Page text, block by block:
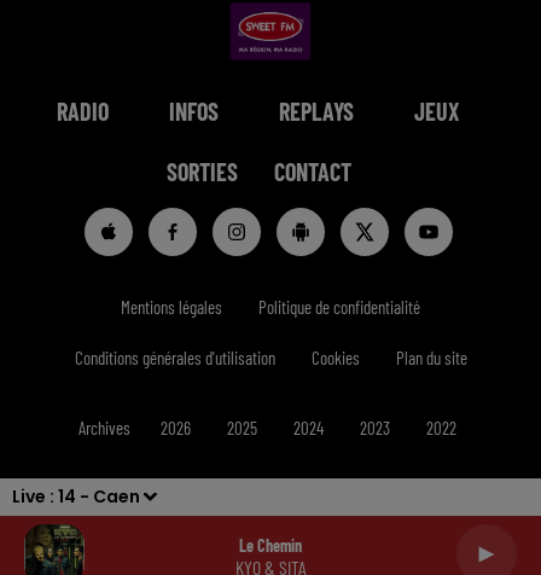
Live : 14 - Caen
Le Chemin
KYO & SITA
RADIO INFOS REPLAYS JEUX
SORTIES CONTACT
Mentions légales Politique de confidentialité
Conditions générales d'utilisation Cookies Plan du site
Archives 2026 2025 2024 2023 2022